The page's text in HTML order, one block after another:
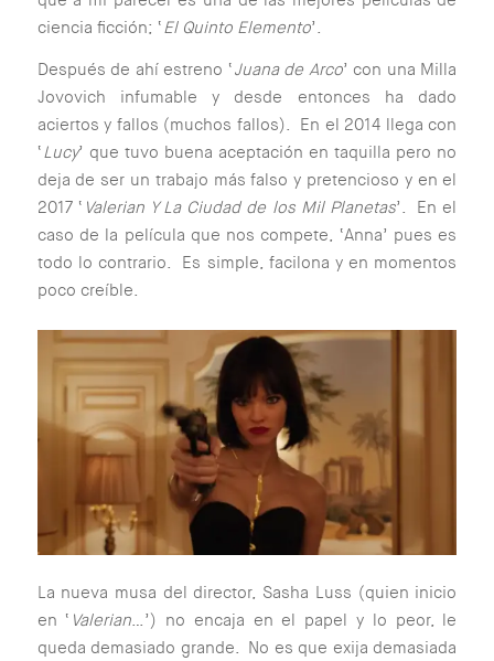
ciencia ficción; ‘El Quinto Elemento’.
Después de ahí estreno ‘Juana de Arco’ con una Milla
Jovovich infumable y desde entonces ha dado
aciertos y fallos (muchos fallos). En el 2014 llega con
‘Lucy’ que tuvo buena aceptación en taquilla pero no
deja de ser un trabajo más falso y pretencioso y en el
2017 ‘ Valerian Y La Ciudad de los Mil Planetas’. En el
caso de la película que nos compete, ‘Anna’ pues es
todo lo contrario. Es simple, facilona y en momentos
poco creíble.
La nueva musa del director, Sasha Luss (quien inicio
en ‘ Valerian…’) no encaja en el papel y lo peor, le
queda demasiado grande. No es que exija demasiada